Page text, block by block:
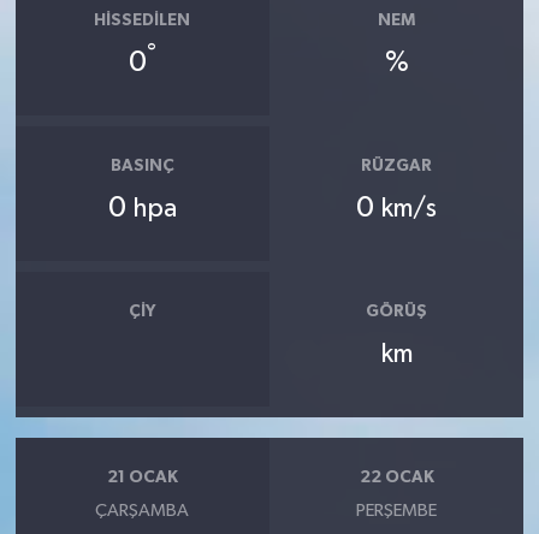
HISSEDILEN
0°
NEM
%
BASINÇ
0 hpa
RÜZGAR
0 km/s
ÇIY GÖRÜŞ
km
21 OCAK
ÇARŞAMBA
22 OCAK
PERŞEMBE